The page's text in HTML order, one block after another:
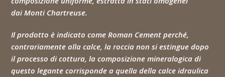
dai Monti Chartreuse.
Il prodotto è indicato come Roman Cement perché,
contrariamente alla calce, la roccia non si estingue dopo
il processo di cottura, la composizione mineralogica di
questo legante corrisponde a quella della calce idraulica